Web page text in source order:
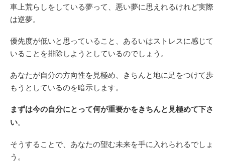
車上荒らしをしている夢って、悪い夢に思えれるけれど実際
は逆夢。
優先度が低いと思っていること、あるいはストレスに感じて
いることを排除しようとしているのでしょう。
あなたが自分の方向性を見極め、きちんと地に足をつけて歩
もうとしているのを暗示します。
まずは今の自分にとって何が重要かをきちんと見極めて下さ
い。
そうすることで、あなたの望む未来を手に入れられるでしょ
う。